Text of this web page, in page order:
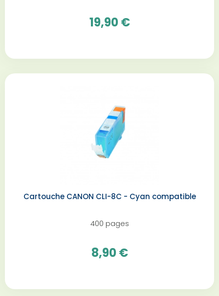
19,90 €
Cartouche CANON CLI-8C - Cyan compatible
400 pages
8,90 €